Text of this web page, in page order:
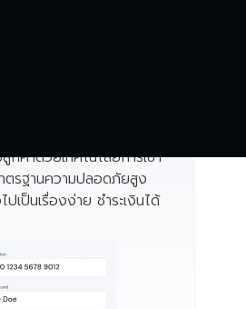
กค้าด้วยเทคโนโลยีการเข้า
ตรฐานความปลอดภัยสูง
เป็นเรื่องง่าย ชำระเงินได้